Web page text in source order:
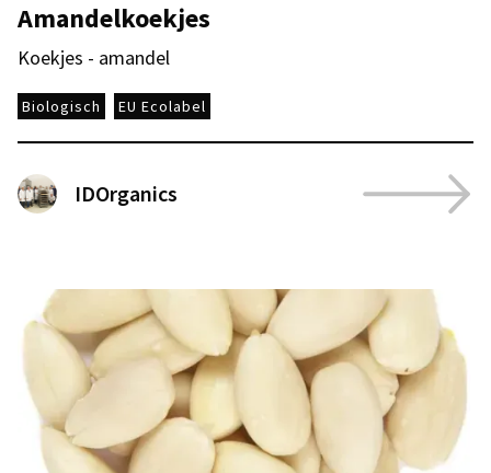
Amandelkoekjes
Koekjes - amandel
Biologisch EU Ecolabel
IDOrganics